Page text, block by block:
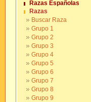
Razas Españolas
Razas
Buscar Raza
Grupo 1
Grupo 2
Grupo 3
Grupo 4
Grupo 5
Grupo 6
Grupo 7
Grupo 8
Grupo 9